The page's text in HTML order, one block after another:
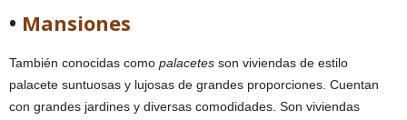
• Mansiones
También conocidas como palacetes son viviendas de estilo
palacete suntuosas y lujosas de grandes proporciones. Cuentan
con grandes jardines y diversas comodidades. Son viviendas